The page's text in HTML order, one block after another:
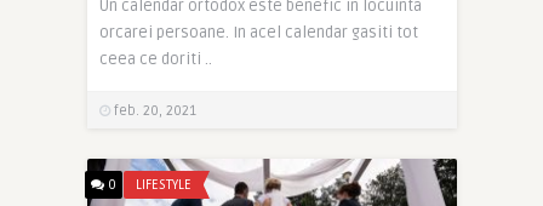
Un calendar ortodox este benefic in locuinta
orcarei persoane. In acel calendar gasiti tot
ceea ce doriti ..
feb. 20, 2021
0 LIFESTYLE